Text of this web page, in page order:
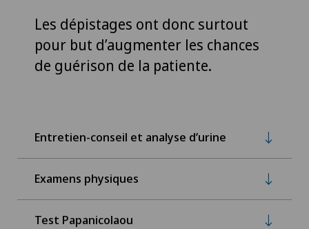
Les dépistages ont donc surtout
pour but d’augmenter les chances
de guérison de la patiente.
Entretien-conseil et analyse d’urine
Examens physiques
Test Papanicolaou